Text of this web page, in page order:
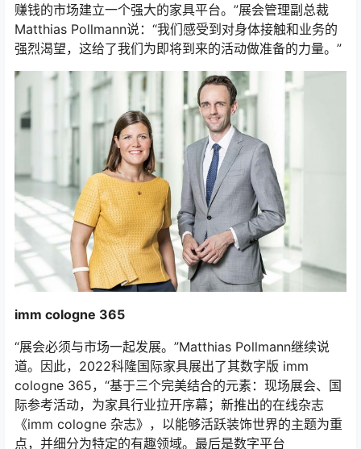
赚钱的市场建立一个强大的家具平台。”展会管理副总裁
Matthias Pollmann说：“我们感受到对身体接触和业务的
强烈渴望，这给了我们为即将到来的活动做准备的力量。”
imm cologne 365
“展会必须与市场一起发展。”Matthias Pollmann继续说
道。因此，2022科隆国际家具展出了其数字版 imm
cologne 365，“基于三个完美结合的元素：现场展会、国
际参考活动，为家具行业拉开序幕；新推出的在线杂志
《imm cologne 杂志》，以能够活跃装饰世界的主题为重
点，并细分为特定的有趣领域。最后是数字平台